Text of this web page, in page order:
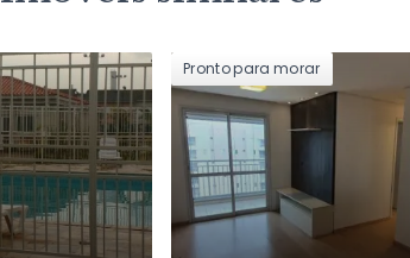
Pronto para morar